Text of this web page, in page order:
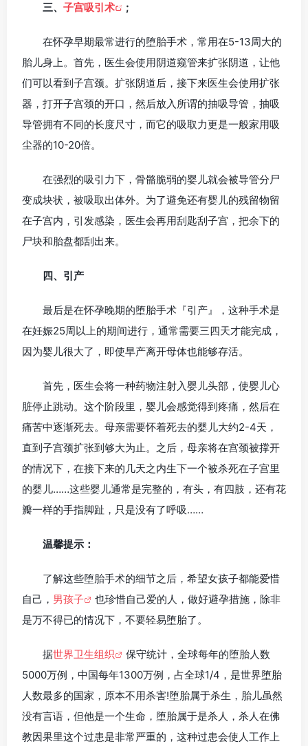
三、 子宫吸引术 ;
在怀孕早期最常进行的堕胎手术，常用在5-13周大的
胎儿身上。首先，医生会使用阴道窥管来扩张阴道，让他
们可以看到子宫颈。扩张阴道后，接下来医生会使用扩张
器，打开子宫颈的开口，然后放入所谓的抽吸导管，抽吸
导管拥有不同的长度尺寸，而它的吸取力更是一般家用吸
尘器的10-20倍。
在强烈的吸引力下，骨骼脆弱的婴儿就会被导管分尸
变成块状，被吸取出体外。为了避免还有婴儿的残留物留
在子宫内，引发感染，医生会再用刮匙刮子宫，把余下的
尸块和胎盘都刮出来。
四、引产
最后是在怀孕晚期的堕胎手术『引产』，这种手术是
在妊娠25周以上的期间进行，通常需要三四天才能完成，
因为婴儿很大了，即使早产离开母体也能够存活。
首先，医生会将一种药物注射入婴儿头部，使婴儿心
脏停止跳动。这个阶段里，婴儿会感觉得到疼痛，然后在
痛苦中逐渐死去。母亲需要怀着死去的婴儿大约2-4天，
直到子宫颈扩张到够大为止。之后，母亲将在宫颈被撑开
的情况下，在接下来的几天之内生下一个被杀死在子宫里
的婴儿……这些婴儿通常是完整的，有头，有四肢，还有花
瓣一样的手指脚趾，只是没有了呼吸……
温馨提示：
了解这些堕胎手术的细节之后，希望女孩子都能爱惜
自己， 男孩子
也珍惜自己爱的人，做好避孕措施，除非
是万不得已的情况下，不要轻易堕胎了。
据世界卫生组织
保守统计，全球每年的堕胎人数
5000万例，中国每年1300万例，占全球1/4，是世界堕胎
人数最多的国家，原本不用杀害!堕胎属于杀生，胎儿虽然
没有言语，但他是一个生命，堕胎属于是杀人，杀人在佛
教因果里这个过患是非常严重的，这种过患会使人工作上